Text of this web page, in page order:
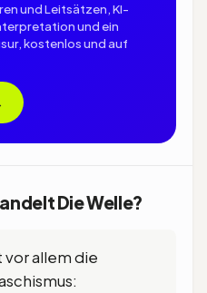
und Leitsätzen, KI-
und ein
kostenlos und auf
Die Welle?
allem die